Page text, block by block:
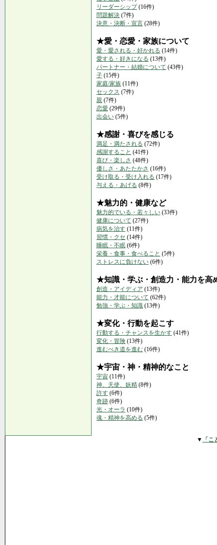
リーダーシップ(16件)
問題解決 (7件)
決意・決断・宣言 (28件)
★愛・恋愛・家族について
愛・愛される・好かれる (14件)
愛する・好きになる (13件)
パートナー・結婚について (43件)
子 (15件)
家庭/家族 (11件)
セックス (7件)
親 (7件)
恋愛 (29件)
出会い (5件)
★感謝・喜びを感じる
満足・満たされる (72件)
感謝すること (41件)
喜び・楽しさ (48件)
優しさ・あたたかさ (16件)
受け取る・受け入れる (17件)
与える・あげる (8件)
★魅力的・健康など
魅力的でいる・若々しい (33件)
健康について (27件)
病気を治す (11件)
習慣・クセ (14件)
睡眠・不眠 (6件)
栄養・食事・食べること (5件)
ストレスに負けない (6件)
★知識・学ぶ・創造力・能力を高
創造・アイディア (13件)
能力・才能について (62件)
勉強・学ぶ・知識 (13件)
★変化・行動を起こす
行動する・チャンスを生かす (41件)
変化・冒険 (13件)
進むべき道を進む (16件)
★宇宙・神・精神的なこと
宇宙 (11件)
神、天使、妖精 (8件)
許す (6件)
奇跡 (6件)
光・オーラ (10件)
魂・精神を高める (5件)
▼ 「